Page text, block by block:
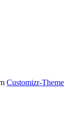
Customizr-Theme